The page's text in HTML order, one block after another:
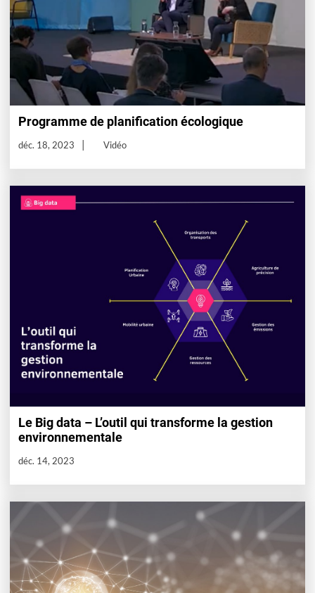
Programme de planification écologique
déc. 18, 2023 Vidéo
Le Big data – L’outil qui transforme la gestion
environnementale
déc. 14, 2023